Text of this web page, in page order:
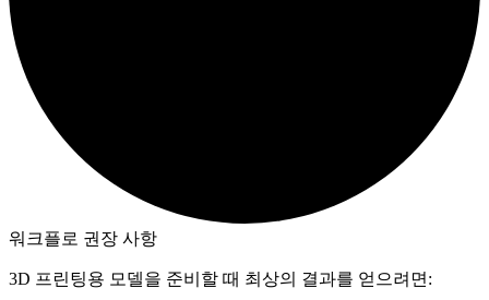
워크플로 권장 사항
3D 프린팅용 모델을 준비할 때 최상의 결과를 얻으려면: